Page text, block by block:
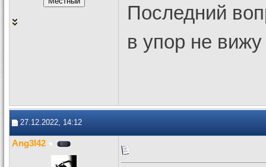
Последний
в упор не
27.12.2022, 14:12
Ang3l42